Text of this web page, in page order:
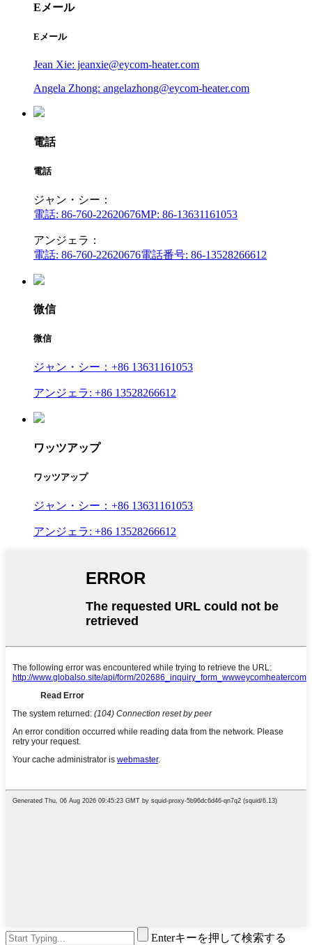
Eメール
Eメール
Jean Xie: jeanxie@eycom-heater.com
Angela Zhong: angelazhong@eycom-heater.com
電話
電話
ジャン・シー：
電話: 86-760-22620676MP: 86-13631161053
アンジェラ：
電話: 86-760-22620676電話番号: 86-13528266612
微信
微信
ジャン・シー：+86 13631161053
アンジェラ: +86 13528266612
ワッツアップ
ワッツアップ
ジャン・シー：+86 13631161053
アンジェラ: +86 13528266612
Enterキーを押して検索する